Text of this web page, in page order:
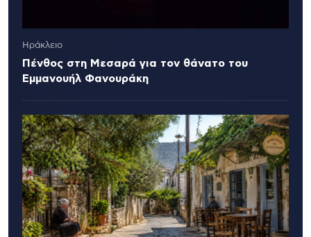
Ηράκλειο
Πένθος στη Μεσαρά για τον θάνατο του
Εμμανουήλ Φανουράκη